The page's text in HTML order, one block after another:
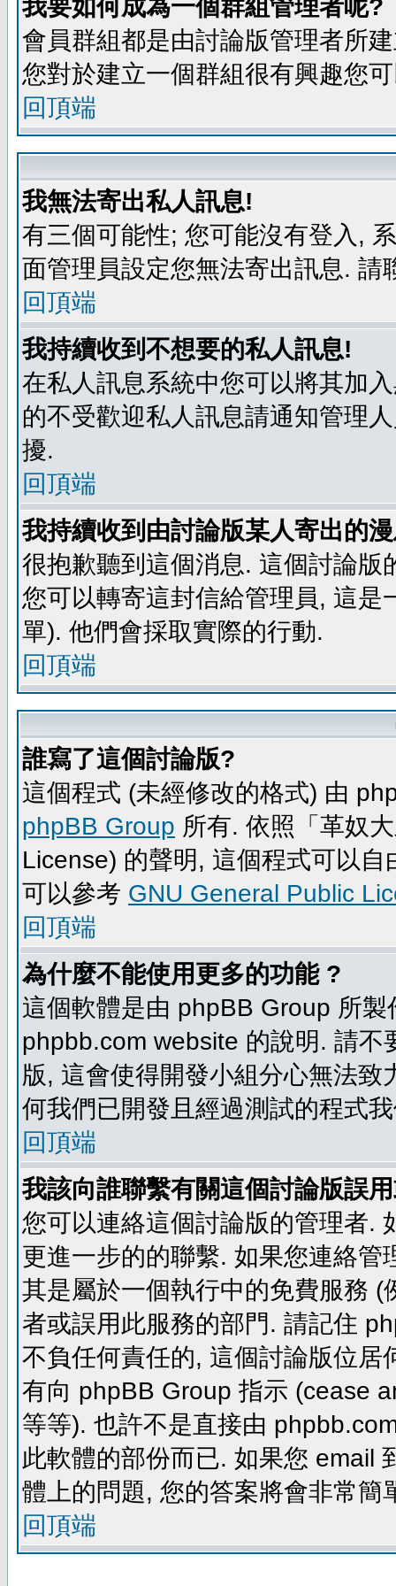
我要如何成為一個群組管理者呢?
會員群組都是由討論版管理者所
您對於建立一個群組很有興趣您
回頂端
我無法寄出私人訊息!
有三個可能性; 您可能沒有登入,
面管理員設定您無法寄出訊息. 請
回頂端
我持續收到不想要的私人訊息!
在私人訊息系統中您可以將其加
的不受歡迎私人訊息請通知管理
擾.
回頂端
我持續收到由討論版某人寄出的
很抱歉聽到這個消息. 這個討論
您可以轉寄這封信給管理員, 這
單). 他們會採取實際的行動.
回頂端
誰寫了這個討論版?
這個程式 (未經修改的格式) 由
phpBB Group 所有. 依照「革奴
License) 的聲明, 這個程式可以
可以參考 GNU General Public
回頂端
為什麼不能使用更多的功能 ?
這個軟體是由 phpBB Group 所
phpbb.com website 的說明. 請
版, 這會使得開發小組分心無法
何我們已開發且經過測試的程式
回頂端
我該向誰聯繫有關這個討論版誤
您可以連絡這個討論版的管理者.
更進一步的的聯繫. 如果您連絡
其是屬於一個執行中的免費服務
者或誤用此服務的部門. 請記住
不負任何責任的, 這個討論版位
有向 phpBB Group 指示 (cease
等等). 也許不是直接由
此軟體的部份而已. 如果您 email
體上的問題, 您的答案將會非常簡
回頂端